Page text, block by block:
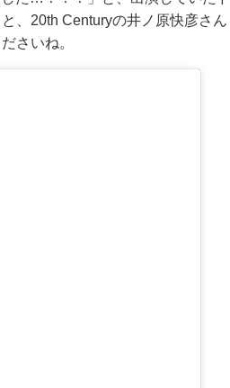
、20th Centuryの井ノ原快彦さん
さいね。